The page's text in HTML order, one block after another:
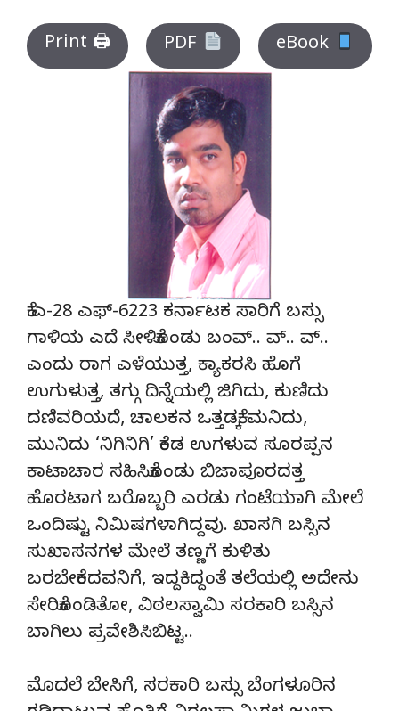
Print 🖨 PDF eBook
ಕೆ.ಎ-28 ಎಫ್-6223 ಕರ್ನಾಟಕ ಸಾರಿಗೆ ಬಸ್ಸು
ಗಾಳಿಯ ಎದೆ ಸೀಳಿಕೊಂಡು ಬಂವ್.. ವ್.. ವ್..
ಎಂದು ರಾಗ ಎಳೆಯುತ್ತ, ಕ್ಯಾಕರಸಿ ಹೊಗೆ
ಉಗುಳುತ್ತ, ತಗ್ಗು ದಿನ್ನೆಯಲ್ಲಿ ಜಿಗಿದು, ಕುಣಿದು
ದಣಿವರಿಯದೆ, ಚಾಲಕನ ಒತ್ತಡಕ್ಕೆ ಮನಿದು,
ಮುನಿದು ‘ನಿಗಿನಿಗಿ’ ಕೆಂಡ ಉಗಳುವ ಸೂರಪ್ಪನ
ಕಾಟಾಚಾರ ಸಹಿಸಿಕೊಂಡು ಬಿಜಾಪೂರದತ್ತ
ಹೊರಟಾಗ ಬರೊಬ್ಬರಿ ಎರಡು ಗಂಟೆಯಾಗಿ ಮೇಲೆ
ಒಂದಿಷ್ಟು ನಿಮಿಷಗಳಾಗಿದ್ದವು. ಖಾಸಗಿ ಬಸ್ಸಿನ
ಸುಖಾಸನಗಳ ಮೇಲೆ ತಣ್ಣಗೆ ಕುಳಿತು
ಬರಬೇಕೆಂದವನಿಗೆ, ಇದ್ದಕಿದ್ದಂತೆ ತಲೆಯಲ್ಲಿ ಅದೇನು
ಸೇರಿಕೊಂಡಿತೋ, ವಿಠಲಸ್ವಾಮಿ ಸರಕಾರಿ ಬಸ್ಸಿನ
ಬಾಗಿಲು ಪ್ರವೇಶಿಸಿಬಿಟ್ಟ..
ಮೊದಲೆ ಬೇಸಿಗೆ, ಸರಕಾರಿ ಬಸ್ಸು ಬೆಂಗಳೂರಿನ